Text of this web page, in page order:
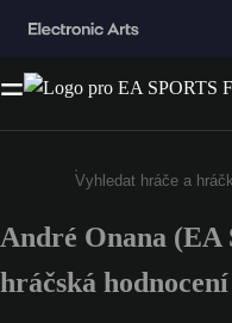
Enter a
André Onana
hráčská